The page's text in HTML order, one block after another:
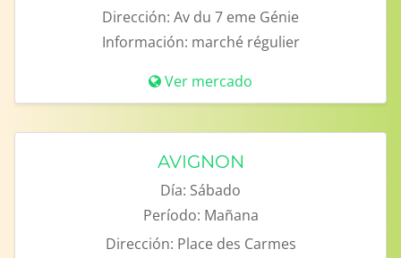
Dirección: Av du 7 eme Génie
Información: marché régulier
Ver mercado
AVIGNON
Día: Sábado
Período: Mañana
Dirección: Place des Carmes